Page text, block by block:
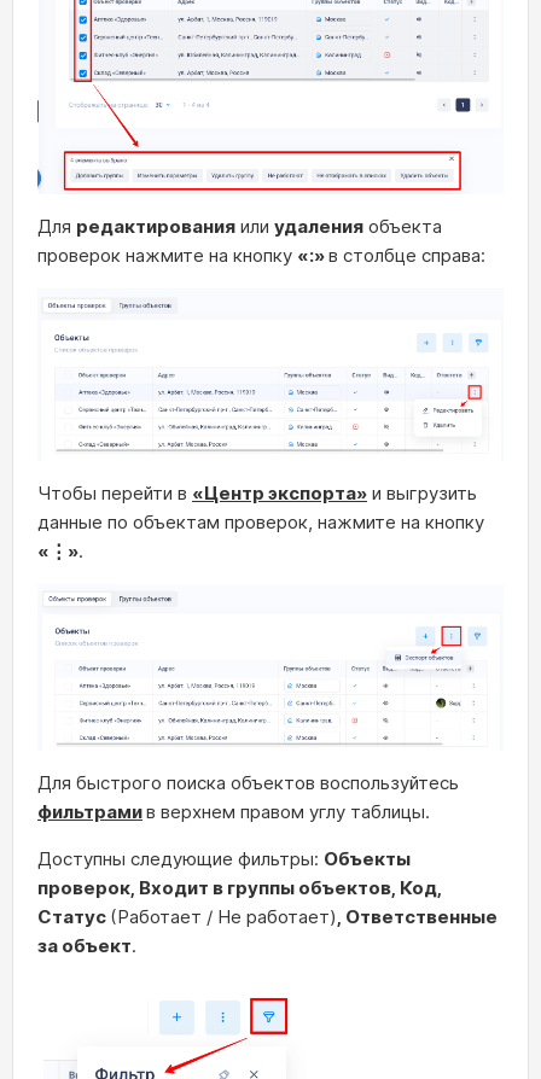
Для редактирования или удаления объекта
проверок нажмите на кнопку «:»в столбце справа:
Чтобы перейти в «Центр экспорта» и выгрузить
данные по объектам проверок, нажмите на кнопку
«⋮».
Для быстрого поиска объектов воспользуйтесь
фильтрамив верхнем правом углу таблицы.
Доступны следующие фильтры: Объекты
проверок, Входит в группы объектов, Код,
Статус (Работает / Не работает), Ответственные
за объект.